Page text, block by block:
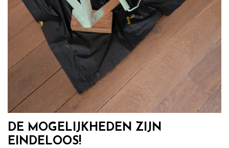
DE MOGELIJKHEDEN ZIJN
EINDELOOS!